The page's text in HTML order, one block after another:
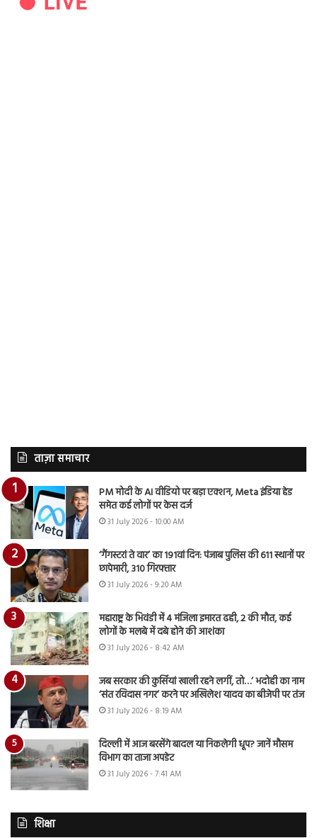
ताज़ा समाचार
PM मोदी के AI वीडियो पर बड़ा एक्शन, Meta इंडिया हेड
समेत कई लोगों पर केस दर्ज
31 July 2026 - 10:00 AM
‘गैंगस्टरां ते वार’ का 191वां दिन: पंजाब पुलिस की 611 स्थानों पर
छापेमारी, 310 गिरफ्तार
31 July 2026 - 9:20 AM
महाराष्ट्र के भिवंडी में 4 मंजिला इमारत ढही, 2 की मौत, कई
लोगों के मलबे में दबे होने की आशंका
31 July 2026 - 8:42 AM
जब सरकार की कुर्सियां खाली रहने लगीं, तो…’ भदोही का नाम
‘संत रविदास नगर’ करने पर अखिलेश यादव का बीजेपी पर तंज
31 July 2026 - 8:19 AM
दिल्ली में आज बरसेंगे बादल या निकलेगी धूप? जानें मौसम
विभाग का ताजा अपडेट
31 July 2026 - 7:41 AM
शिक्षा